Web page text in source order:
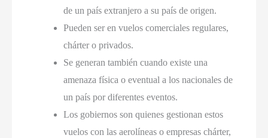
de un país extranjero a su país de origen.
Pueden ser en vuelos comerciales regulares,
chárter o privados.
Se generan también cuando existe una
amenaza física o eventual a los nacionales de
un país por diferentes eventos.
Los gobiernos son quienes gestionan estos
vuelos con las aerolíneas o empresas chárter,